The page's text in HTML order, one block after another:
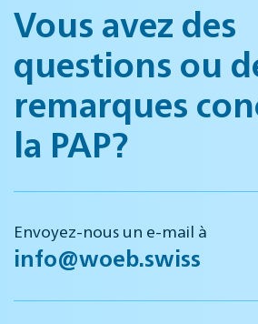
Vous avez des
questions ou
remarques
la PAP?
Envoyez-nous un e-mail à
info@woeb.swiss